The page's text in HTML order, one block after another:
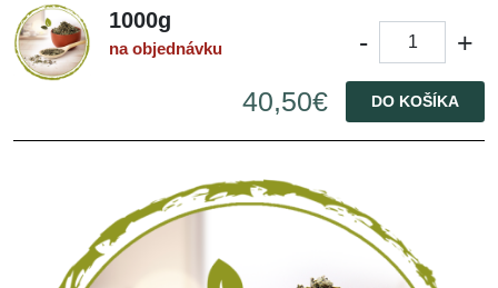
1000g
na objednávku -
+
40,50€
DO KOŠÍKA